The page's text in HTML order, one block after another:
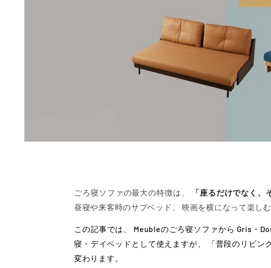
ごろ寝ソファの最大の特徴は、 「座るだけでなく、
昼寝や来客時のサブベッド、 映画を横になって楽し
この記事では、 Meubleのごろ寝ソファから Gris・
寝・デイベッドとして使えますが、 「普段のリビン
変わります。